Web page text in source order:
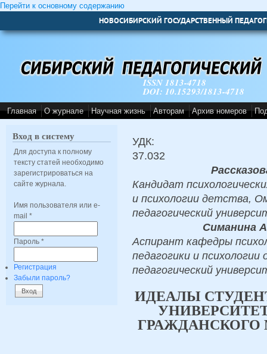
Перейти к основному содержанию
НОВОСИБИРСКИЙ ГОСУДАРСТВЕННЫЙ
ISSN 1813-4718
DOI: 10.15293/1813-4718
Главная О журнале Научная жизнь Авторам Архив номеров
Вход в систему
Для доступа к полному
тексту статей необходимо
зарегистрироваться на
сайте журнала.
Имя пользователя или e-
mail *
Пароль *
Регистрация
Забыли пароль?
УДК:
37.032
Кандидат
и психологии детства,
педагогический
Симанина
Аспирант кафедры
педагогики и психологии
педагогический
ИДЕАЛЫ
ГРАЖДАНСКОГО